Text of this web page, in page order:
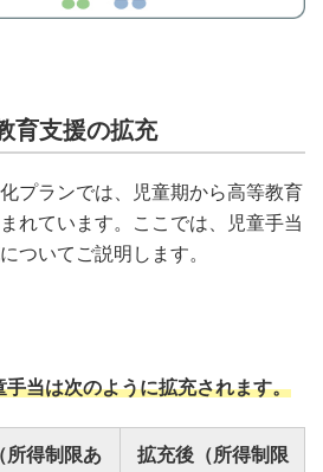
育支援の拡充
プランでは、児童期から高等教育
れています。ここでは、児童手当
ついてご説明します。
当は次のように拡充されます。
所得制限あ 拡充後（所得制限